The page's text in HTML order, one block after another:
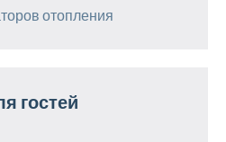
отопления
гостей